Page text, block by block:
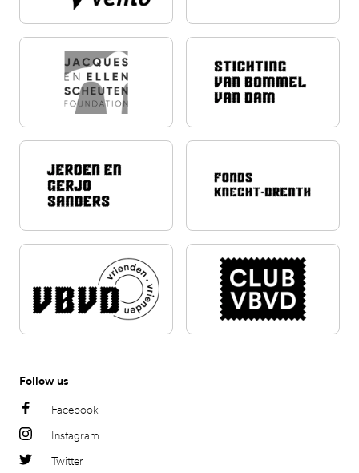
Follow us
Facebook
Instagram
Twitter